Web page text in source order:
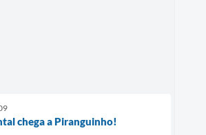
chega a Piranguinho!